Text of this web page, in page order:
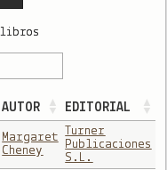
libros
AUTOR EDITORIAL
Margaret
Cheney
Turner
Publicaciones
S.L.